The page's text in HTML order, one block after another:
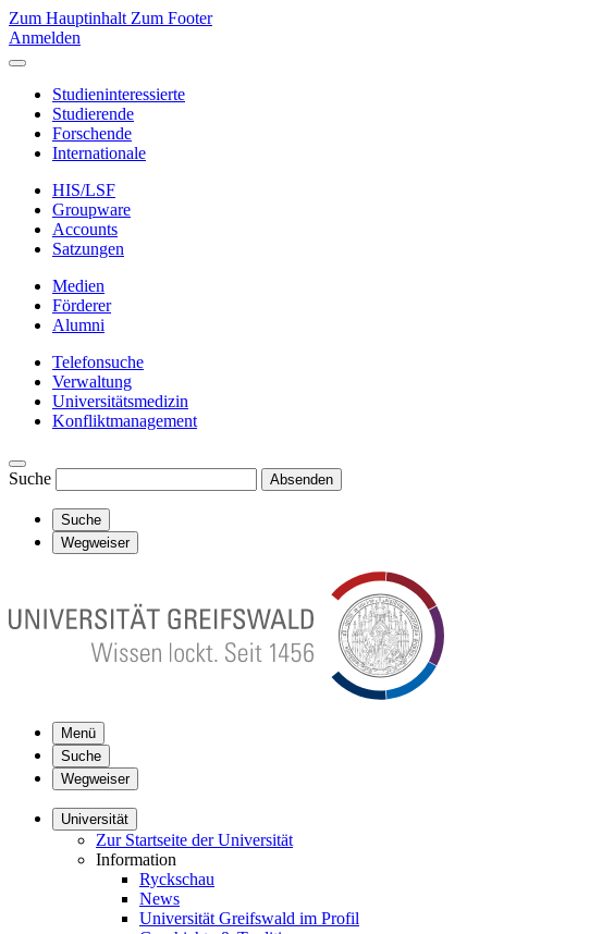
Zum Hauptinhalt Zum Footer
Anmelden
Studieninteressierte
Studierende
Forschende
Internationale
HIS/LSF
Groupware
Accounts
Satzungen
Medien
Förderer
Alumni
Telefonsuche
Verwaltung
Universitätsmedizin
Konfliktmanagement
Suche Absenden
Suche
Wegweiser
Menü
Suche
Wegweiser
Universität
Zur Startseite der Universität
Information
Ryckschau
News
Universität Greifswald im Profil